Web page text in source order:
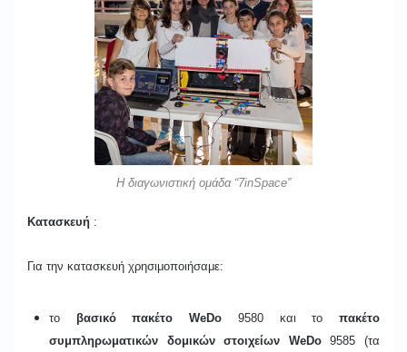
H διαγωνιστική ομάδα “7inSpace”
Κατασκευή :
Για την κατασκευή χρησιμοποιήσαμε:
το βασικό πακέτο WeDo 9580 και τοπακέτο
συμπληρωματικών δομικών στοιχείων WeDo9585 (τα